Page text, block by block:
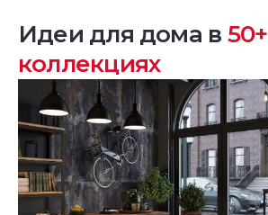
Идеи для дома в 50+
коллекциях